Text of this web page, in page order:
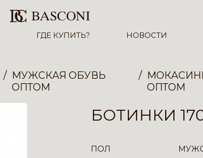
ГДЕ КУПИТЬ? НОВОСТИ
МУЖСКАЯ ОБУВЬ
ОПТОМ
ОПТОМ
БОТИНКИ
ПОЛ